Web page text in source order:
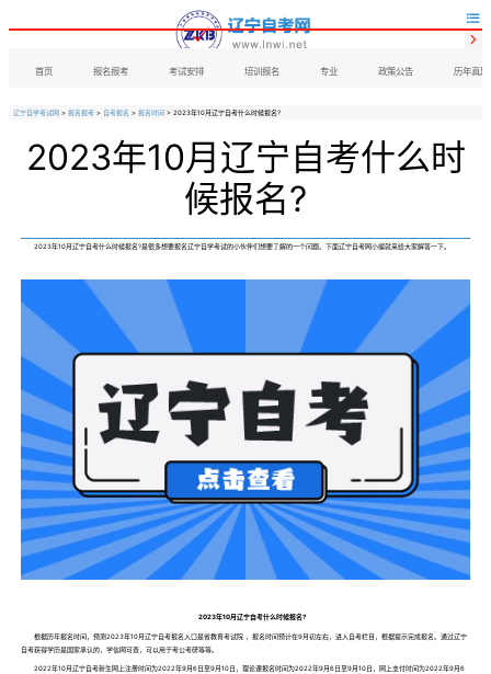

首页 报名报考 考试安排 培训报名 专业 政策公告 历年真题

辽宁自学考试网 > 报名报考 > 自考报名 > 报名时间 > 2023年10月辽宁自考什么时候报名?
2023年10月辽宁自考什么时
候报名?
2023年10月辽宁自考什么时候报名?是很多想要报名辽宁自学考试的小伙伴们想要了解的一个问题。下面辽宁自考网小编就来给大家解答一下。
2023年10月辽宁自考什么时候报名?
根据历年报名时间，预测2023年10月辽宁自考报名入口是省教育考试院 ，报名时间预计在9月初左右，进入自考栏目，根据提示完成报名。通过辽宁
自考获得学历是国家承认的，学信网可查，可以用于考公考研等等。
2022年10月辽宁自考新生网上注册时间为2022年9月6日至9月10日，理论课报名时间为2022年9月6日至9月10日，网上支付时间为2022年9月6